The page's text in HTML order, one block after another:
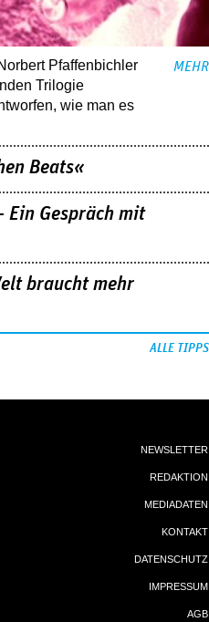
Pfaffenbichler
Trilogie
wie man es
MEHR
Beats«
Ein Gespräch mit
braucht mehr
ALLE TIPPS
NEWSLETTER
REDAKTION
MEDIADATEN
KONTAKT
DATENSCHUTZ
IMPRESSUM
AGB